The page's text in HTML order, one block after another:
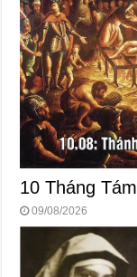
10 Tháng
09/08/2026